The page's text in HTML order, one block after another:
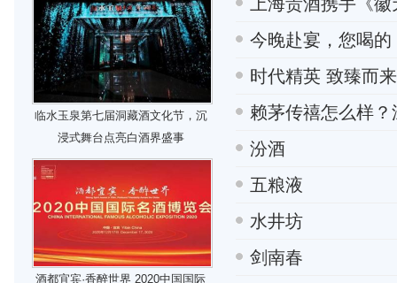
临水玉泉第七届洞藏酒文化节，沉
浸式舞台点亮白酒界盛事
酒都宜宾·香醉世界 2020中国国际
今晚赴宴，您喝
时代精英 致臻而
赖茅传禧怎么样
汾酒
五粮液
水井坊
剑南春